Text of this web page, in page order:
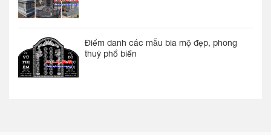
Điểm danh các mẫu bia mộ đẹp, phong
thuỷ phổ biến